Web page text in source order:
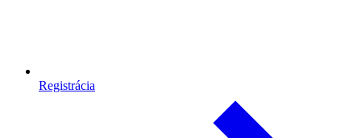
Registrácia